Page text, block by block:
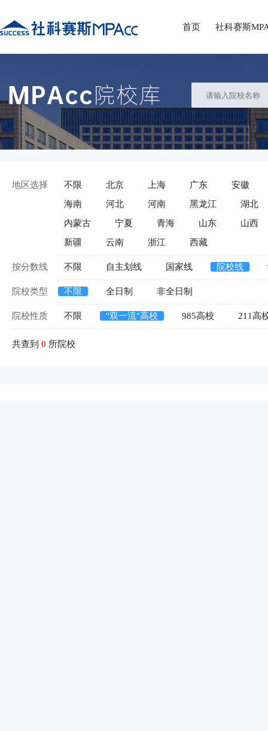
首页 社科赛斯
地区选择 不限 北京 上海 广东
安徽
海南
河北 河南 黑龙江
湖北
内蒙古
宁夏 青海 山东
山西
新疆
云南 浙江 西藏
按分数线 不限 自主划线 国家线 院校线
院校类型 不限 全日制 非全日制
院校性质 不限 "双一流"高校 985高校 211高
共查到 0 所院校